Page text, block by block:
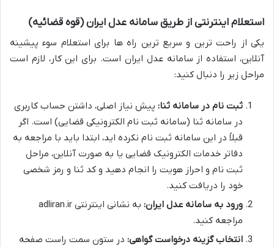
استعلام اینترنتی از طریق سامانه عدل ایران (قوه قضائیه)
یکی از راحت ترین و سریع ترین راه ها برای استعلام سوء پیشینه
آنلاین، استفاده از سامانه عدل ایران است. برای این کار، لازم است
مراحل زیر را دنبال کنید:
ثبت نام در سامانه ثنا: پیش نیاز اصلی، داشتن حساب کاربری
در سامانه ثنا (سامانه ثبت نام الکترونیکی قضایی) است. اگر
قبلاً در این سامانه ثبت نام نکرده اید، ابتدا باید با مراجعه به
دفاتر خدمات الکترونیک قضایی یا به صورت آنلاین، مراحل
ثبت نام و احراز هویت را انجام دهید و کد ثنا و رمز شخصی
خود را دریافت کنید.
ورود به سامانه عدل ایران:
به نشانی اینترنتی adliran.ir
مراجعه کنید.
انتخاب گزینه درخواست گواهی: در ستون سمت راست صفحه